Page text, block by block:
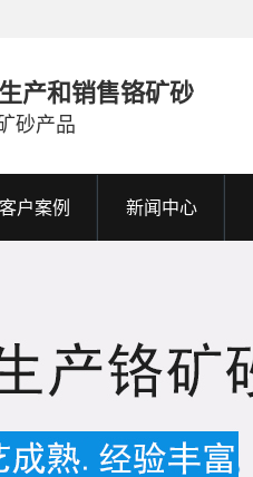
产和销售铬矿砂
砂产品
客户案例 新闻中心